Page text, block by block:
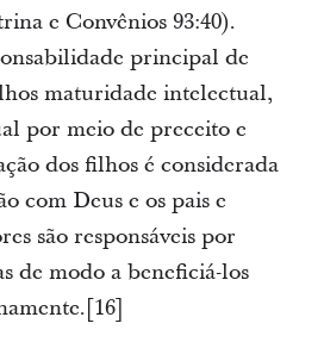
e Convênios 93:40).
principal de
maturidade intelectual,
por meio de preceito e
dos filhos é considerada
com Deus e os pais e
são responsáveis por
de modo a beneficiá-los